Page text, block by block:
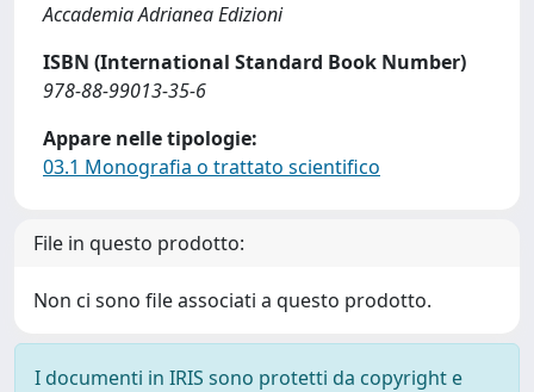
Accademia Adrianea Edizioni
ISBN (International Standard Book Number)
978-88-99013-35-6
Appare nelle tipologie:
03.1 Monografia o trattato scientifico
File in questo prodotto:
Non ci sono file associati a questo prodotto.
I documenti in IRIS sono protetti da copyright e